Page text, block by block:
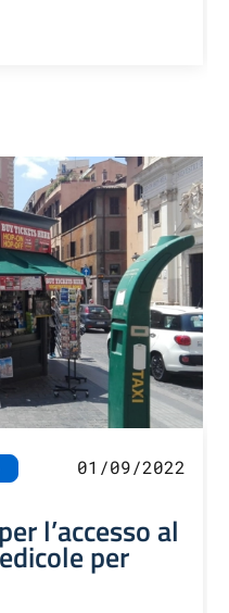
01/09/2022
l’accesso al
per